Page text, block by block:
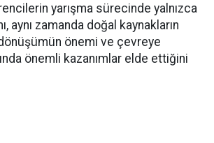
yarışma sürecinde yalnızca
aynı zamanda doğal kaynakların
önemi ve çevreye
önemli kazanımlar elde ettiğini